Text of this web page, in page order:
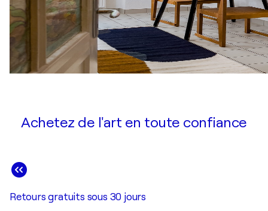
Achetez de l'art en toute confiance
Retours gratuits sous 30 jours